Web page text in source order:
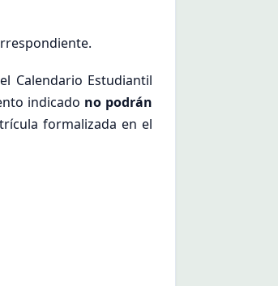
Calendario Estudiantil
indicado no podrán
formalizada en el